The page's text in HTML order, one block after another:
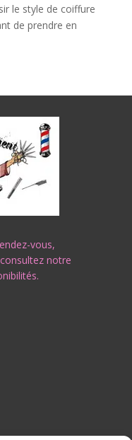
le style de coiffure
de prendre en
vous,
notre